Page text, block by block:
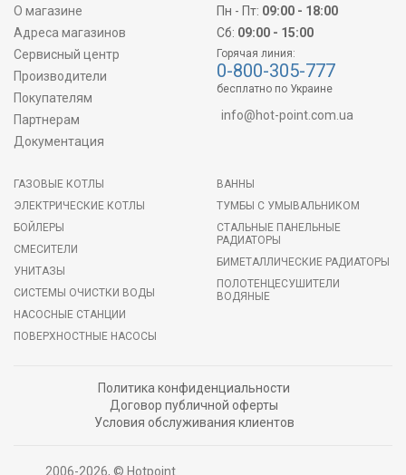
О магазине
Адреса магазинов
Сервисный центр
Производители
Покупателям
Партнерам
Документация
Пн - Пт: 09:00 - 18:00
Сб: 09:00 - 15:00
Горячая линия:
0-800-305-777
бесплатно по Украине
info@hot-point.com.ua
ГАЗОВЫЕ КОТЛЫ
ЭЛЕКТРИЧЕСКИЕ КОТЛЫ
БОЙЛЕРЫ
СМЕСИТЕЛИ
УНИТАЗЫ
СИСТЕМЫ ОЧИСТКИ ВОДЫ
НАСОСНЫЕ СТАНЦИИ
ПОВЕРХНОСТНЫЕ НАСОСЫ
ВАННЫ
ТУМБЫ С УМЫВАЛЬНИКОМ
СТАЛЬНЫЕ ПАНЕЛЬНЫЕ
РАДИАТОРЫ
БИМЕТАЛЛИЧЕСКИЕ РАДИАТОРЫ
ПОЛОТЕНЦЕСУШИТЕЛИ
ВОДЯНЫЕ
Политика конфиденциальности
Договор публичной оферты
Условия обслуживания клиентов
2006-2026, © Hotpoint